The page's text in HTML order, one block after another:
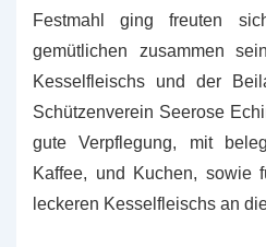
Festmahl ging freuten
gemütlichen zusammen
Kesselfleischs und der
Schützenverein Seerose
gute Verpflegung, mit
Kaffee, und Kuchen, sowie
leckeren Kesselfleischs an